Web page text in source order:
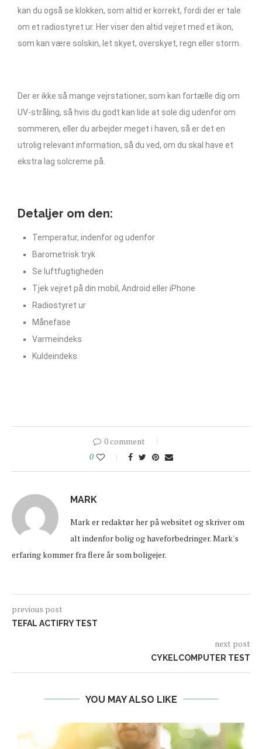
kan du også se klokken, som altid er korrekt, fordi der er tale
om et radiostyret ur. Her viser den altid vejret med et ikon,
som kan være solskin, let skyet, overskyet, regn eller storm.
Der er ikke så mange vejrstationer, som kan fortælle dig om
UV-stråling, så hvis du godt kan lide at sole dig udenfor om
sommeren, eller du arbejder meget i haven, så er det en
utrolig relevant information, så du ved, om du skal have et
ekstra lag solcreme på.
Detaljer om den:
Temperatur, indenfor og udenfor
Barometrisk tryk
Se luftfugtigheden
Tjek vejret på din mobil, Android eller iPhone
Radiostyret ur
Månefase
Varmeindeks
Kuldeindeks
0 comment
0
MARK
Mark er redaktør her på websitet og skriver om
alt indenfor bolig og haveforbedringer. Mark's
erfaring kommer fra flere år som boligejer.
previous post
TEFAL ACTIFRY TEST
next post
CYKELCOMPUTER TEST
YOU MAY ALSO LIKE